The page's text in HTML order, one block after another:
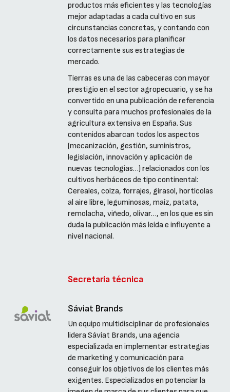
productos más eficientes y las tecnologías
mejor adaptadas a cada cultivo en sus
circunstancias concretas, y contando con
los datos necesarios para planificar
correctamente sus estrategias de
mercado.
Tierras es una de las cabeceras con mayor
prestigio en el sector agropecuario, y se ha
convertido en una publicación de referencia
y consulta para muchos profesionales de la
agricultura extensiva en España. Sus
contenidos abarcan todos los aspectos
(mecanización, gestión, suministros,
legislación, innovación y aplicación de
nuevas tecnologías…) relacionados con los
cultivos herbáceos de tipo continental:
Cereales, colza, forrajes, girasol, hortícolas
al aire libre, leguminosas, maíz, patata,
remolacha, viñedo, olivar…, en los que es sin
duda la publicación más leída e influyente a
nivel nacional.
Secretaría técnica
Sáviat Brands
Un equipo multidisciplinar de profesionales
lidera Sáviat Brands, una agencia
especializada en implementar estrategias
de marketing y comunicación para
conseguir los objetivos de los clientes más
exigentes. Especializados en potenciar la